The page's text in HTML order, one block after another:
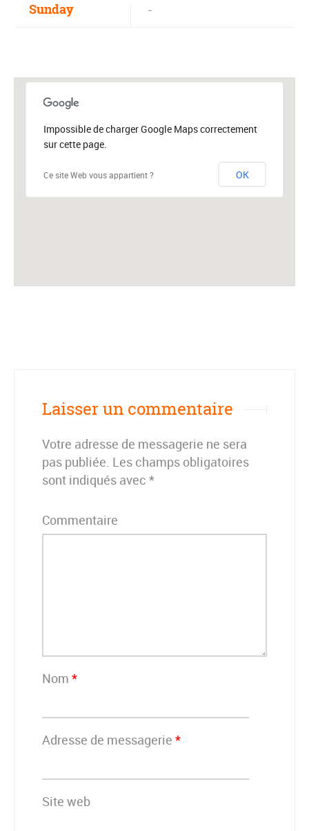
Sunday -
Impossible de charger Google Maps correctement
sur cette page.
Ce site Web vous appartient ? OK
Laisser un commentaire
Votre adresse de messagerie ne sera
pas publiée. Les champs obligatoires
sont indiqués avec *
Commentaire
Nom *
Adresse de messagerie *
Site web